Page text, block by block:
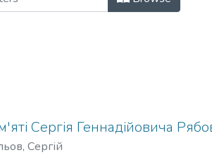
Сергія Геннадійовича
Сергій